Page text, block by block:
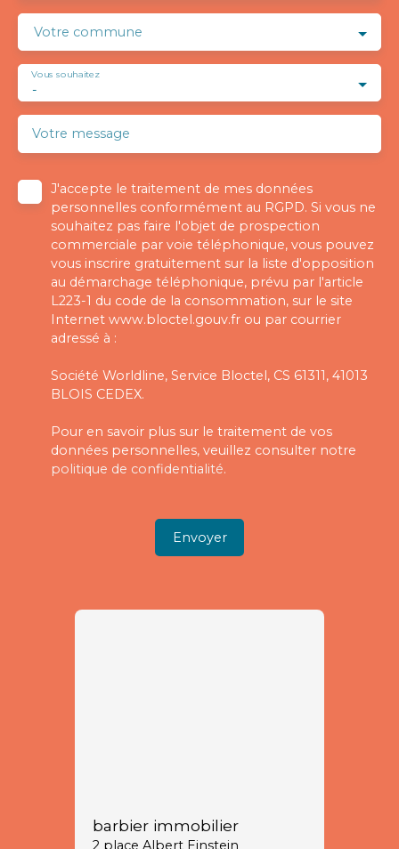
Votre commune
-
Vous souhaitez
Votre message
J'accepte le traitement de mes données
personnelles conformément au RGPD. Si vous ne
souhaitez pas faire l'objet de prospection
commerciale par voie téléphonique, vous pouvez
vous inscrire gratuitement sur la liste d'opposition
au démarchage téléphonique, prévu par l'article
L223-1 du code de la consommation, sur le site
Internet www.bloctel.gouv.fr ou par courrier
adressé à :
Société Worldline, Service Bloctel, CS 61311, 41013
BLOIS CEDEX.
Pour en savoir plus sur le traitement de vos
données personnelles, veuillez consulter notre
politique de confidentialité.
Envoyer
barbier immobilier
2 place Albert Einstein